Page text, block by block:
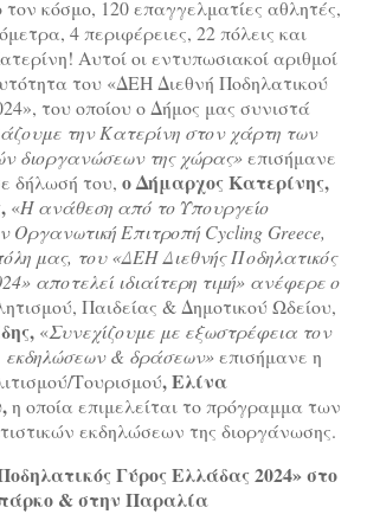
κόσμο, 120 επαγγελματίες αθλητές,
4 περιφέρειες, 22 πόλεις και
Αυτοί οι εντυπωσιακοί αριθμοί
του «ΔΕΗ Διεθνή Ποδηλατικού
του οποίου ο Δήμος μας συνιστά
την Κατερίνη στον χάρτη των
διοργανώσεων της χώρας» επισήμανε
δήλωσή του, ο Δήμαρχος Κατερίνης,
«Η ανάθεση από το Υπουργείο
Οργανωτική ΕπιτροπήCycling Greece,
μας, του «ΔΕΗ Διεθνής Ποδηλατικός
αποτελεί ιδιαίτερη τιμή» ανέφερε ο
Παιδείας & Δημοτικού Ωδείου,
«Συνεχίζουμε με εξωστρέφεια τον
& δράσεων» επισήμανε η
Τουρισμού, Ελίνα
η οποία επιμελείται το πρόγραμμα των
εκδηλώσεων της διοργάνωσης.
Γύρος Ελλάδας 2024» στο
& στην Παραλία